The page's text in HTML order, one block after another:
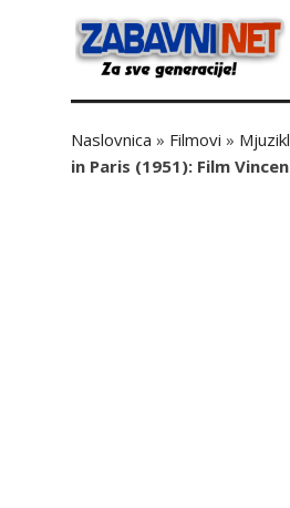
Naslovnica » Filmovi »
in Paris (1951): Film